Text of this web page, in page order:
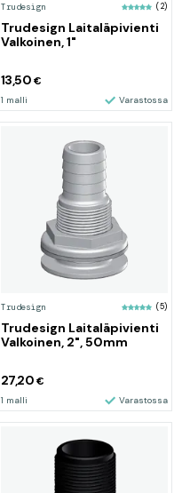
Trudesign (2)
Trudesign Laitaläpivienti
Valkoinen, 1"
13,50 €
1 malli Varastossa
Trudesign (5)
Trudesign Laitaläpivienti
Valkoinen, 2", 50mm
27,20 €
1 malli Varastossa